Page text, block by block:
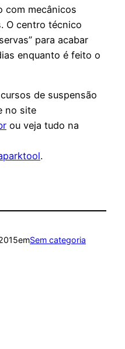
com mecânicos
O centro técnico
para acabar
enquanto é feito o
de suspensão
no site
ou veja tudo na
.
emSem categoria